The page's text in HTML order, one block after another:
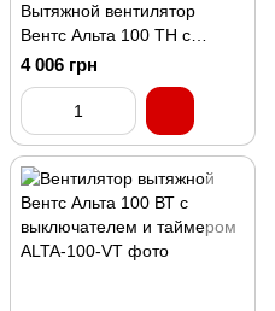
Вытяжной вентилятор
Вентс Альта 100 ТН с
датчиком влажности
4 006 грн